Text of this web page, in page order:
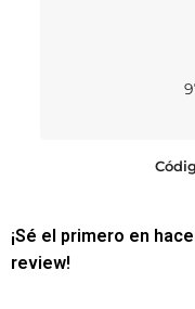
¡Sé el primero en
review!